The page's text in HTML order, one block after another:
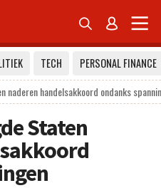
 
TECH
PERSONAL FINANCE
naderen handelsakkoord ondanks
Staten